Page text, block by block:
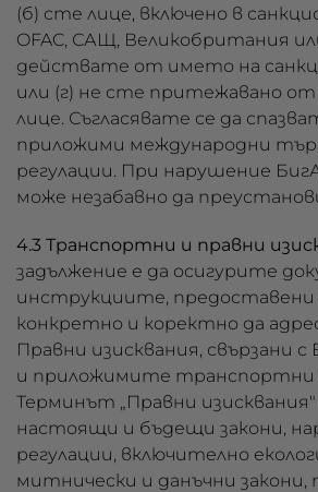
(б) сте лице, включено в
OFAC, САЩ, Великобритания
действате от името на
или (г) не сте притежавано от
лице. Съгласявате се да
приложими международни
регулации. При нарушение
може незабавно да
4.3 Транспортни и правни
задължение е да осигурите
инструкциите, предоставени
конкретно и коректно да
Правни изисквания, свързани
и приложимите транспортни
Терминът „Правни изисквания"
настоящи и бъдещи закони,
регулации, включително
митнически и данъчни закони,